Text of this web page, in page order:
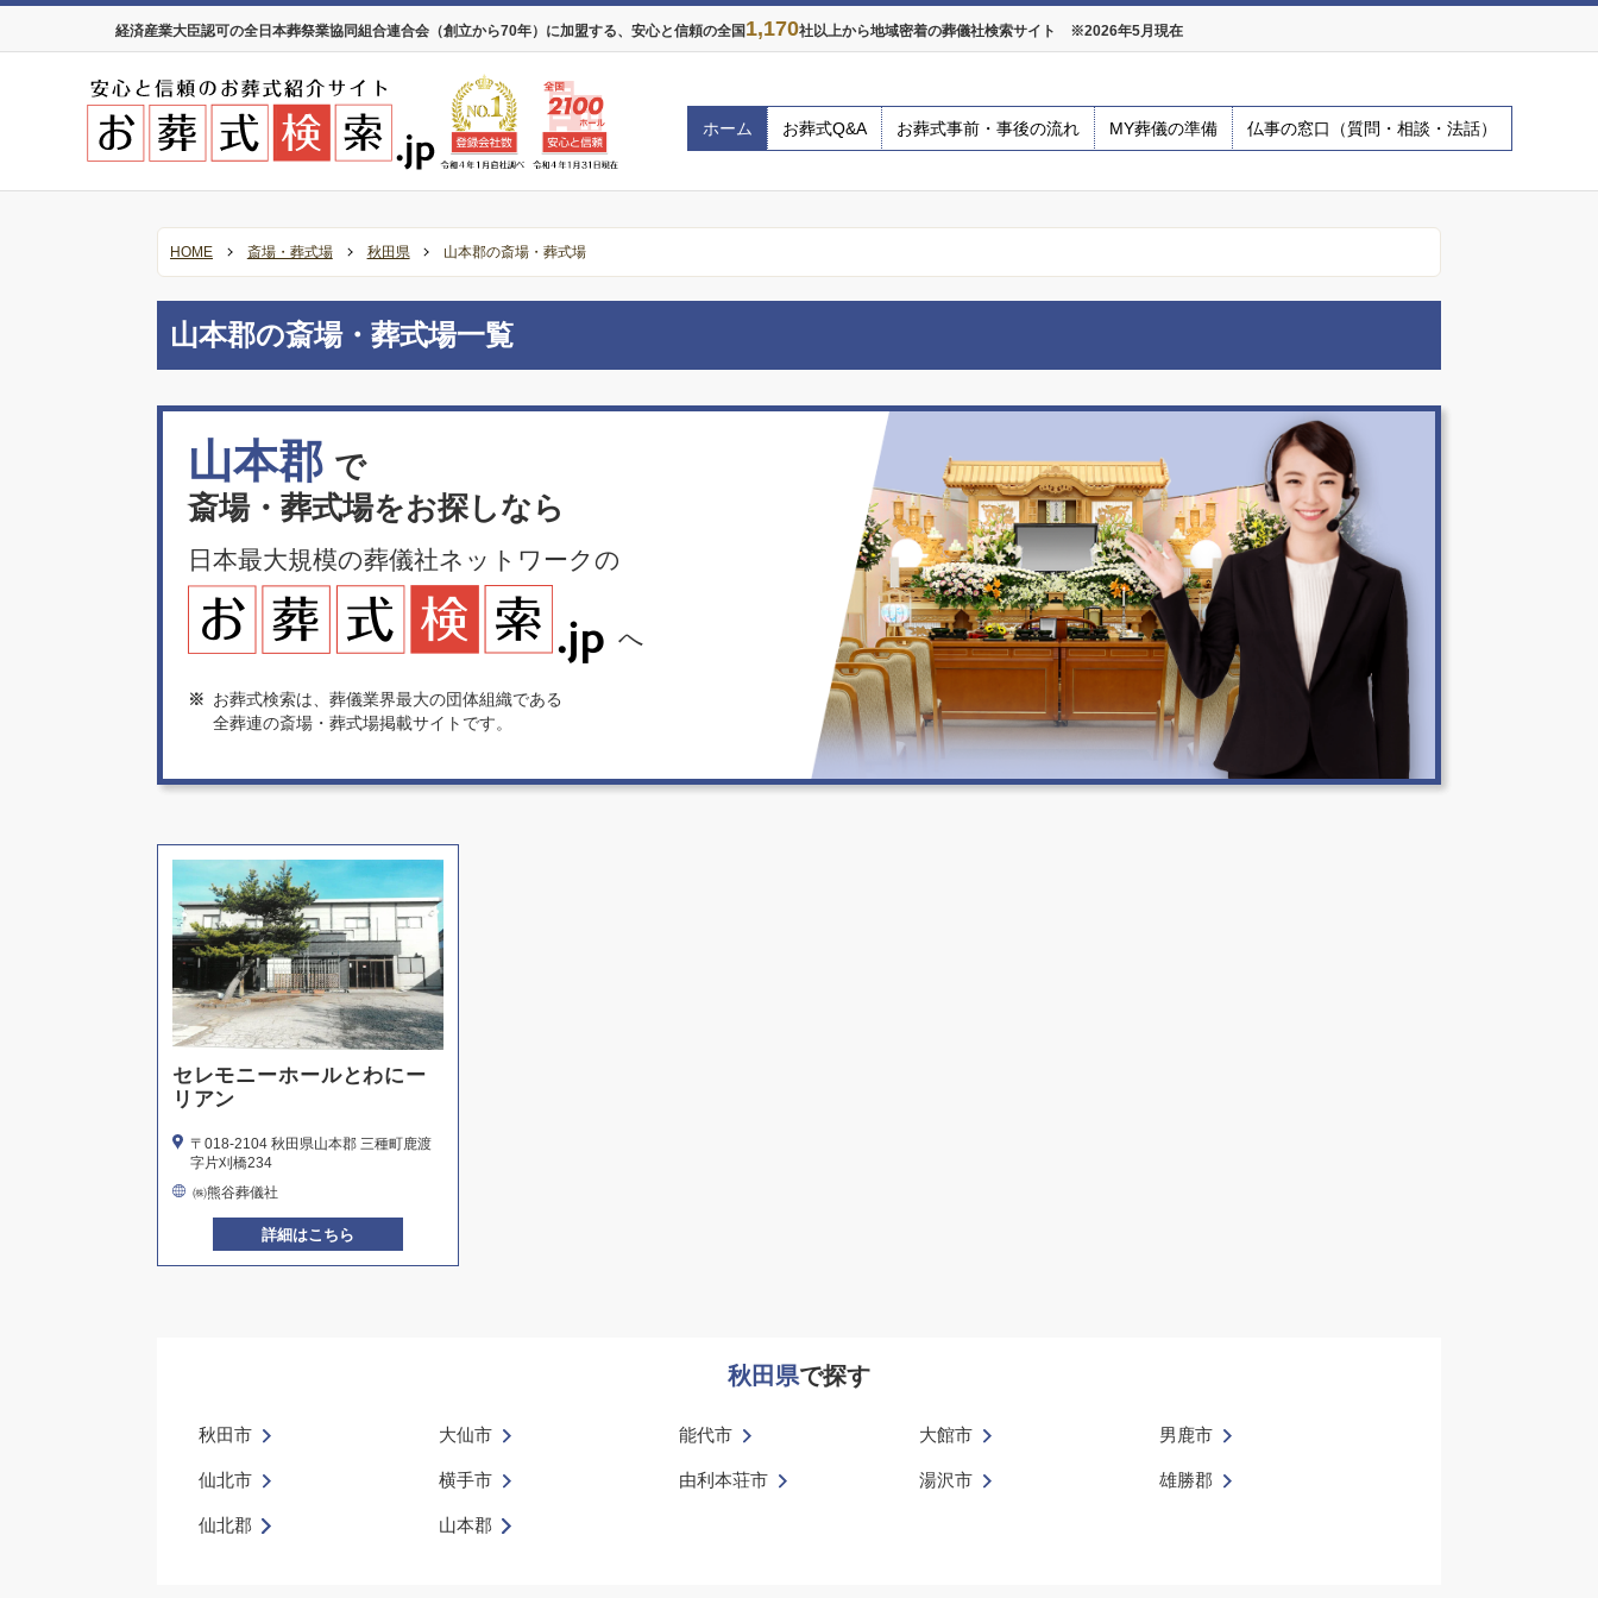
経済産業大臣認可の全日本葬祭業協同組合連合会（創立から70年）に加盟する、安心と信頼の全国1,170社以上から地域密着の葬儀社検索サイト ※2026年5月現在
ホーム お葬式Q&A お葬式事前・事後の流れ MY葬儀の準備 仏事の窓口（質問・相談・法話）
HOME 斎場・葬式場 秋田県 山本郡の斎場・葬式場
山本郡の斎場・葬式場一覧
山本郡 で
斎場・葬式場をお探しなら
日本最大規模の葬儀社ネットワークの
へ
※ お葬式検索は、葬儀業界最大の団体組織である
全葬連の斎場・葬式場掲載サイトです。
セレモニーホールとわにー
リアン
〒018-2104 秋田県山本郡 三種町鹿渡
字片刈橋234
㈱熊谷葬儀社
詳細はこちら
秋田県で探す
秋田市 大仙市 能代市 大館市 男鹿市
仙北市 横手市 由利本荘市 湯沢市 雄勝郡
仙北郡 山本郡